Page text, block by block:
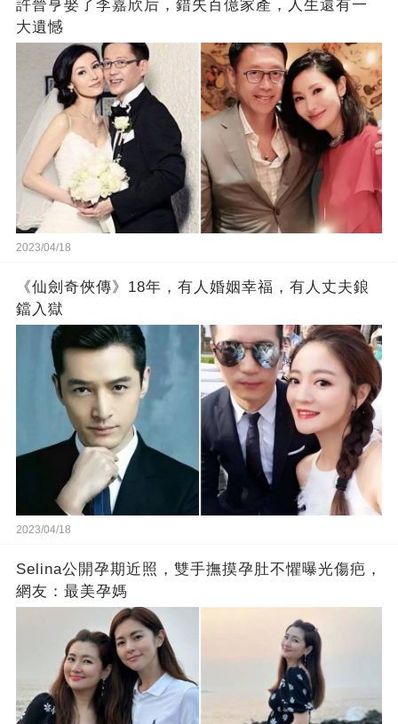
許晉亨娶了李嘉欣后，錯失百億家產，人生還有一
大遺憾
2023/04/18
《仙劍奇俠傳》18年，有人婚姻幸福，有人丈夫鋃
鐺入獄
2023/04/18
Selina公開孕期近照，雙手撫摸孕肚不懼曝光傷疤，
網友：最美孕媽